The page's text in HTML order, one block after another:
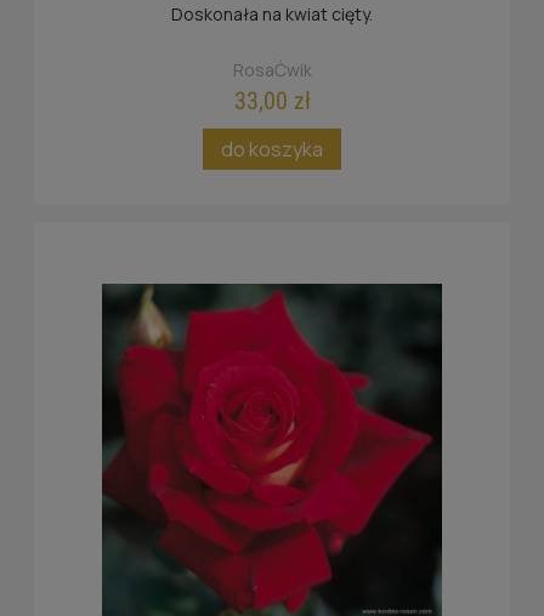
Doskonała na kwiat cięty.
RosaĆwik
33,00 zł
do koszyka